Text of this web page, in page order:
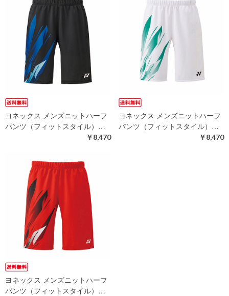
ヨネックス メンズニットハーフ
パンツ（フィットスタイル）…
￥8,470
ヨネックス メンズニットハーフ
パンツ（フィットスタイル）…
￥8,470
ヨネックス メンズニットハーフ
パンツ（フィットスタイル）…